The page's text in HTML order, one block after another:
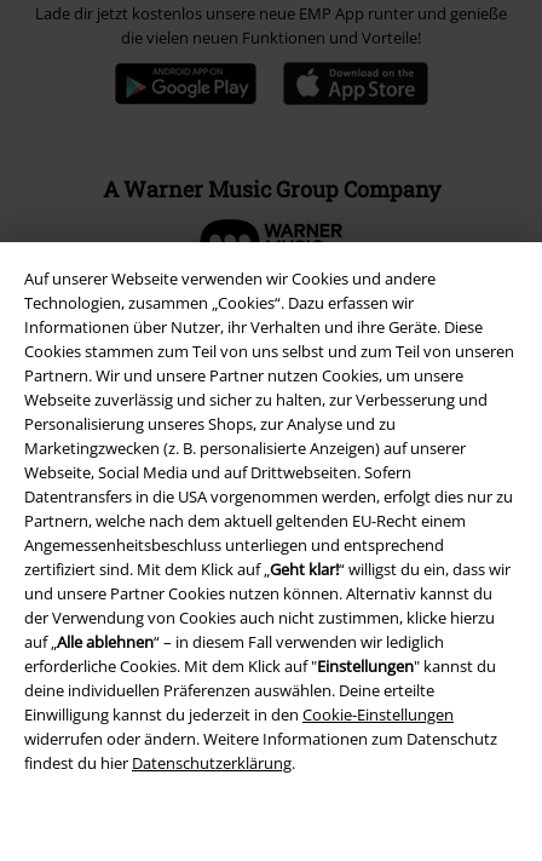
Auf unserer Webseite verwenden wir Cookies und andere
Technologien, zusammen „Cookies“. Dazu erfassen wir
Informationen über Nutzer, ihr Verhalten und ihre Geräte. Diese
Cookies stammen zum Teil von uns selbst und zum Teil von unseren
Partnern. Wir und unsere Partner nutzen Cookies, um unsere
Webseite zuverlässig und sicher zu halten, zur Verbesserung und
Personalisierung unseres Shops, zur Analyse und zu
Marketingzwecken (z. B. personalisierte Anzeigen) auf unserer
Webseite, Social Media und auf Drittwebseiten. Sofern
Datentransfers in die USA vorgenommen werden, erfolgt dies nur zu
Partnern, welche nach dem aktuell geltenden EU-Recht einem
Angemessenheitsbeschluss unterliegen und entsprechend
zertifiziert sind. Mit dem Klick auf „Geht klar!“ willigst du ein, dass wir
und unsere Partner Cookies nutzen können. Alternativ kannst du
der Verwendung von Cookies auch nicht zustimmen, klicke hierzu
auf „Alle ablehnen“ – in diesem Fall verwenden wir lediglich
erforderliche Cookies. Mit dem Klick auf "Einstellungen" kannst du
deine individuellen Präferenzen auswählen. Deine erteilte
Einwilligung kannst du jederzeit in den Cookie-Einstellungen
widerrufen oder ändern. Weitere Informationen zum Datenschutz
findest du hier Datenschutzerklärung.
Lade dir jetzt kostenlos unsere neue EMP App runter und genieße
die vielen neuen Funktionen und Vorteile!
A Warner Music Group Company
Rechtliches
AGB
Impressum
Datenschutz
Entsorgung und Umweltschutz